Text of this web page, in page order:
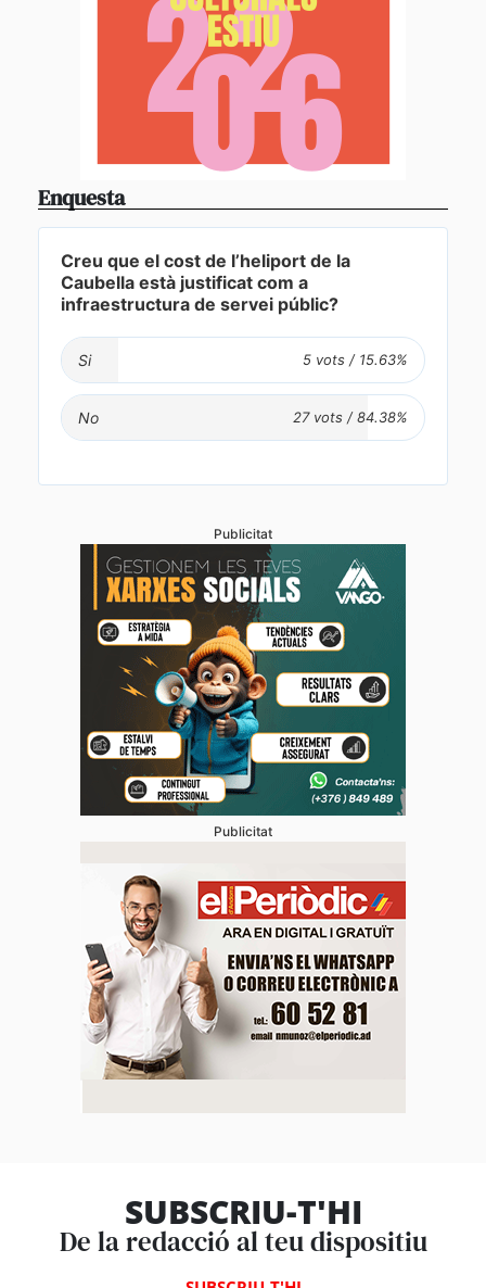
Enquesta
Creu que el cost de l’heliport de la
Caubella està justificat com a
infraestructura de servei públic?
Si
No
Publicitat
Publicitat
SUBSCRIU-T'HI
De la redacció al teu dispositiu